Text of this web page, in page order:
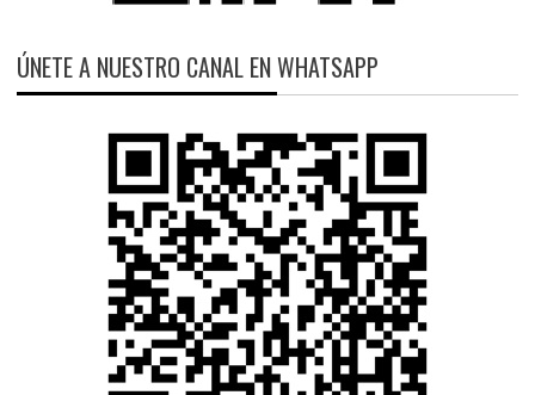
ÚNETE A NUESTRO CANAL EN WHATSAPP